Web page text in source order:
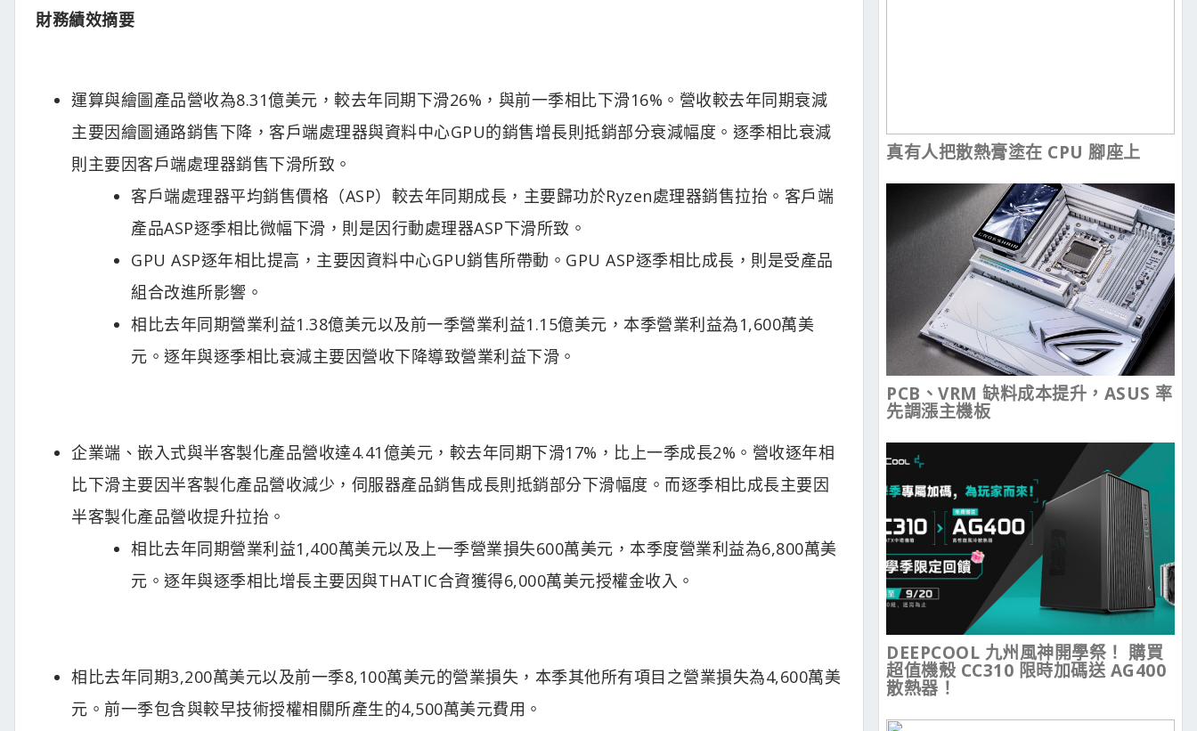
財務績效摘要
運算與繪圖產品營收為8.31億美元，較去年同期下滑26%，與前一季相比下滑16%。營收較去年同期衰減
主要因繪圖通路銷售下降，客戶端處理器與資料中心GPU的銷售增長則抵銷部分衰減幅度。逐季相比衰減
則主要因客戶端處理器銷售下滑所致。
客戶端處理器平均銷售價格（ASP）較去年同期成長，主要歸功於Ryzen處理器銷售拉抬。客戶端
產品ASP逐季相比微幅下滑，則是因行動處理器ASP下滑所致。
GPU ASP逐年相比提高，主要因資料中心GPU銷售所帶動。GPU ASP逐季相比成長，則是受產品
組合改進所影響。
相比去年同期營業利益1.38億美元以及前一季營業利益1.15億美元，本季營業利益為1,600萬美
元。逐年與逐季相比衰減主要因營收下降導致營業利益下滑。
企業端、嵌入式與半客製化產品營收達4.41億美元，較去年同期下滑17%，比上一季成長2%。營收逐年相
比下滑主要因半客製化產品營收減少，伺服器產品銷售成長則抵銷部分下滑幅度。而逐季相比成長主要因
半客製化產品營收提升拉抬。
相比去年同期營業利益1,400萬美元以及上一季營業損失600萬美元，本季度營業利益為6,800萬美
元。逐年與逐季相比增長主要因與THATIC合資獲得6,000萬美元授權金收入。
相比去年同期3,200萬美元以及前一季8,100萬美元的營業損失，本季其他所有項目之營業損失為4,600萬美
元。前一季包含與較早技術授權相關所產生的4,500萬美元費用。
真有人把散熱膏塗在 CPU 腳座上
PCB、VRM 缺料成本提升，ASUS 率
先調漲主機板
DEEPCOOL 九州風神開學祭！ 購買
超值機殼 CC310 限時加碼送 AG400
散熱器！